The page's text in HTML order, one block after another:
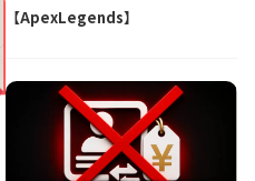
【ApexLegends】